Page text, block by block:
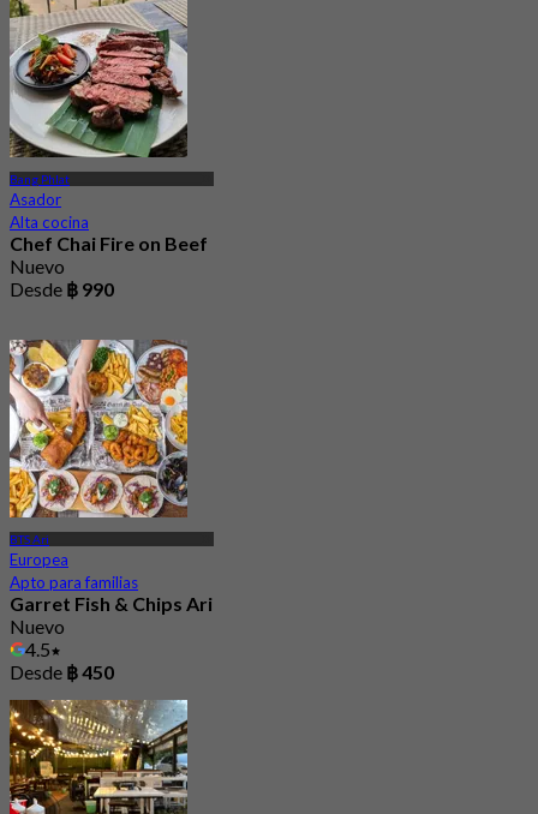
Bang Phlat
Asador
Alta cocina
Chef Chai Fire on Beef
Nuevo
Desde ฿ 990
BTS Ari
Europea
Apto para familias
Garret Fish & Chips Ari
Nuevo
4.5
Desde ฿ 450